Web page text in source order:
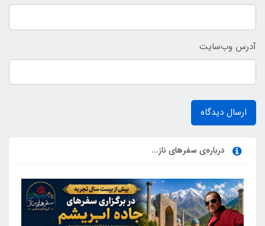
آدرس وب‌سایت
ارسال دیدگاه
درباره‌ی سفرهای ناز...